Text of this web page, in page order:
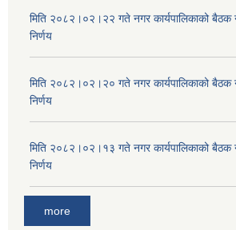
मिति २०८२।०२।२२ गते नगर कार्यपालिकाको
निर्णय
मिति २०८२।०२।२० गते नगर कार्यपालिकाको
निर्णय
मिति २०८२।०२।१३ गते नगर कार्यपालिकाको
निर्णय
more